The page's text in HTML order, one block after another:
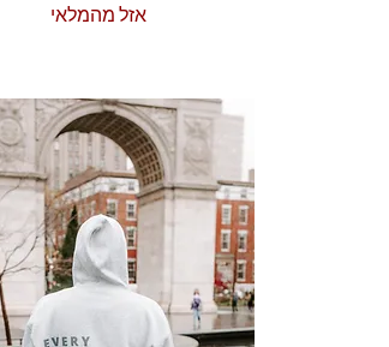
אזל מהמלאי